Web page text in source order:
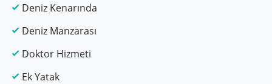
Deniz Kenarında
Deniz Manzarası
Doktor Hizmeti
Ek Yatak